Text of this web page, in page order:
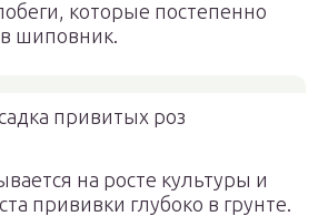
которые постепенно
в шиповник.
привитых роз
на росте культуры и
прививки глубоко в грунте.